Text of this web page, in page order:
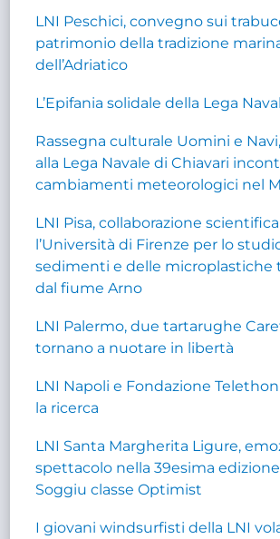
LNI Peschici, convegno sui
patrimonio della tradizione
dell’Adriatico
L’Epifania solidale della Lega
Rassegna culturale Uomini e
alla Lega Navale di Chiavari
cambiamenti meteorologici nel
LNI Pisa, collaborazione
l’Università di Firenze per lo
sedimenti e delle microplastiche
dal fiume Arno
LNI Palermo, due tartarughe
tornano a nuotare in libertà
LNI Napoli e Fondazione
la ricerca
LNI Santa Margherita Ligure,
spettacolo nella 39esima
Soggiu classe Optimist
I giovani windsurfisti della LNI